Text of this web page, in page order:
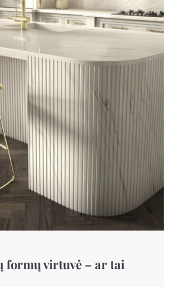
formų virtuvė – ar tai